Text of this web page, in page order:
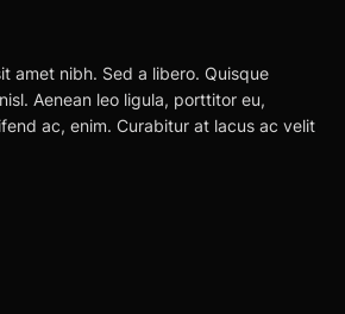
amet nibh. Sed a libero. Quisque
Aenean leo ligula, porttitor eu,
ac, enim. Curabitur at lacus ac velit